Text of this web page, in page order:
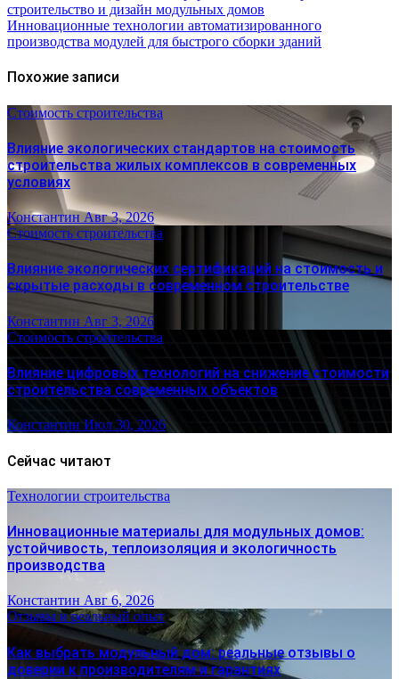
строительство и дизайн модульных домов
Инновационные технологии автоматизированного
производства модулей для быстрого сборки зданий
Похожие записи
Стоимость строительства
Влияние экологических стандартов на стоимость
строительства жилых комплексов в современных
условиях
КонстантинАвг 3, 2026
Стоимость строительства
Влияние экологических сертификаций на стоимость и
скрытые расходы в современном строительстве
Константин Авг 3, 2026
Стоимость строительства
Влияние цифровых технологий на снижение стоимости
строительства современных объектов
Константин Июл 30, 2026
Сейчас читают
Технологии строительства
Инновационные материалы для модульных домов:
устойчивость, теплоизоляция и экологичность
производства
Константин Авг 6, 2026
Отзывы и реальный опыт
Как выбрать модульный дом: реальные отзывы о
доверии к производителям и гарантиях